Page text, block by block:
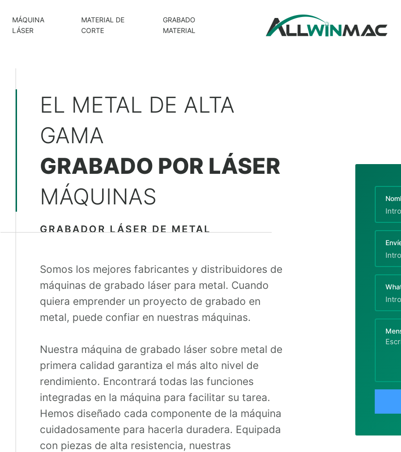
MÁQUINA
LÁSER
MATERIAL DE
CORTE
GRABADO
MATERIAL
EL METAL DE ALTA
GAMA
GRABADO POR LÁSER
MÁQUINAS
GRABADOR LÁSER DE METAL
Somos los mejores fabricantes y distribuidores de
máquinas de grabado láser para metal. Cuando
quiera emprender un proyecto de grabado en
metal, puede confiar en nuestras máquinas.
Nuestra máquina de grabado láser sobre metal de
primera calidad garantiza el más alto nivel de
rendimiento. Encontrará todas las funciones
integradas en la máquina para facilitar su tarea.
Hemos diseñado cada componente de la máquina
cuidadosamente para hacerla duradera. Equipada
con piezas de alta resistencia, nuestras